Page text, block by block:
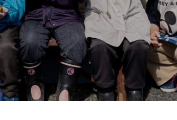
の里
合同花火
高齢者等共同住宅 みんとの里